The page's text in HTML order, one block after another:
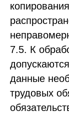
7.5. К
данные
трудовых